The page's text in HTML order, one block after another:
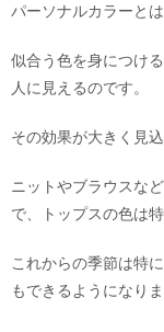
パーソナルカラーと
似合う色を身につけ
人に見えるのです。
その効果が大きく見
ニットやブラウスな
で、トップスの色は
これからの季節は特
もできるようになりま